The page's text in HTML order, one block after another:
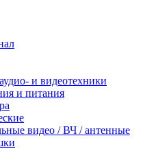
и видеотехники
и питания
видео / ВЧ / антенные